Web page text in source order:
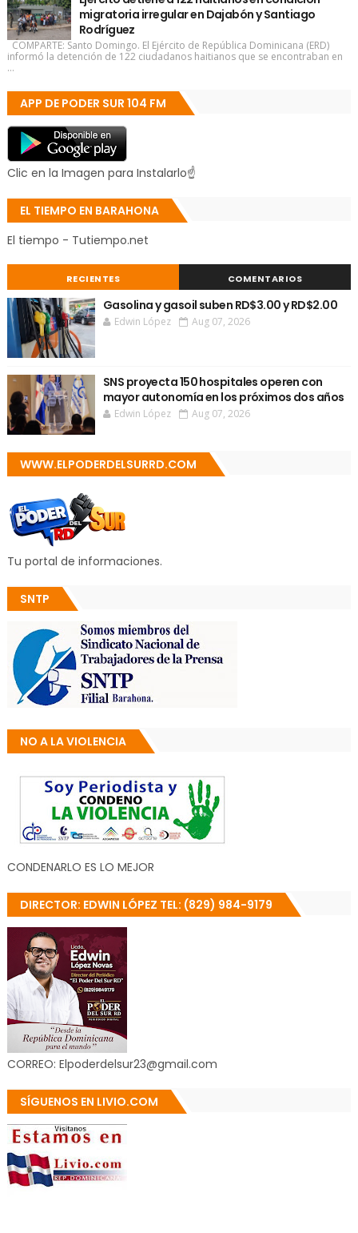
migratoria irregular en Dajabón y Santiago
Rodríguez
COMPARTE: Santo Domingo. El Ejército de República Dominicana (ERD)
informó la detención de 122 ciudadanos haitianos que se encontraban en
...
APP DE PODER SUR 104 FM
Clic en la Imagen para Instalarlo☝
EL TIEMPO EN BARAHONA
El tiempo - Tutiempo.net
RECIENTES COMENTARIOS
Gasolina y gasoil suben RD$3.00 y RD$2.00
Edwin López Aug 07, 2026
SNS proyecta 150 hospitales operen con
mayor autonomía en los próximos dos años
Edwin López Aug 07, 2026
WWW.ELPODERDELSURRD.COM
Tu portal de informaciones.
SNTP
NO A LA VIOLENCIA
CONDENARLO ES LO MEJOR
DIRECTOR: EDWIN LÓPEZ TEL: (829) 984-9179
CORREO: Elpoderdelsur23@gmail.com
SÍGUENOS EN LIVIO.COM